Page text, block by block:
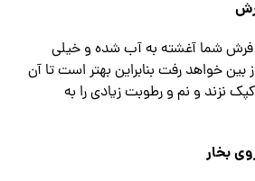
فرش شما آغشته به آب شده و خیلی
خواهد رفت بنابراین بهتر است تا آن
نزند و نم و رطوبت زیادی را به